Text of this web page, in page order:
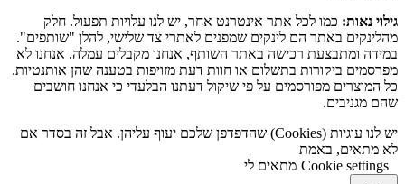
גילוי נאות: כמו לכל אתר אינטרנט אחר, יש לנו עלויות תפעול. חלק
מהלינקים באתר הם לינקים שמפנים לאתרי צד שלישי, להלן "שותפים".
במידה ומתבצעת רכישה באתר השותף, אנחנו מקבלים עמלה. אנחנו לא
מפרסמים ביקורות בתשלום או חוות דעת מזויפות בטענה שהן אותנטיות.
כל המוצרים מפורסמים על פי שיקול דעתנו הבלעדי כי אנחנו חושבים
שהם מגניבים.
יש לנו עוגיות (Cookies) שהדפדפן שלכם יעוף עליהן. אבל זה בסדר אם
לא מתאים, באמת
Cookie settings מתאים לי